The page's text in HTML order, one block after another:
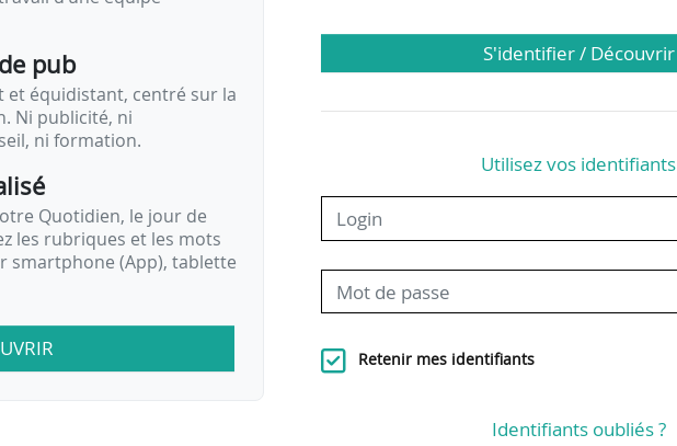
pub
et équidistant, centré sur la
Ni publicité, ni
ni formation.
Quotidien, le jour de
les rubriques et les mots
smartphone (App), tablette
S'identifier / Découvrir
Utilisez vos identifiants
Retenir mes identifiants
Identifiants oubliés ?